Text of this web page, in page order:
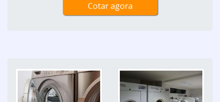
Cotar agora